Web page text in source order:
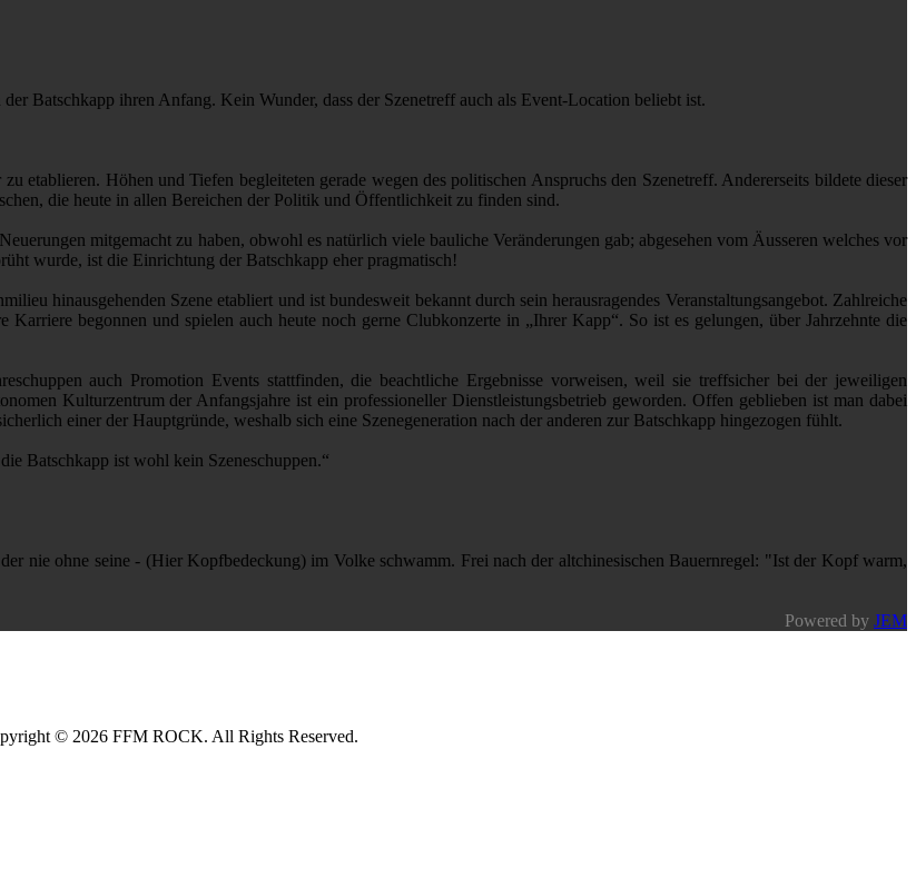
Batschkapp ihren Anfang. Kein Wunder, dass der Szenetreff auch als Event-Location beliebt ist.
etablieren. Höhen und Tiefen begleiteten gerade wegen des politischen Anspruchs den Szenetreff. Andererseits bildete dieser
die heute in allen Bereichen der Politik und Öffentlichkeit zu finden sind.
mitgemacht zu haben, obwohl es natürlich viele bauliche Veränderungen gab; abgesehen vom Äusseren welches vor
wurde, ist die Einrichtung der Batschkapp eher pragmatisch!
hinausgehenden Szene etabliert und ist bundesweit bekannt durch sein herausragendes Veranstaltungsangebot. Zahlreiche
begonnen und spielen auch heute noch gerne Clubkonzerte in „Ihrer Kapp“. So ist es gelungen, über Jahrzehnte die
auch Promotion Events stattfinden, die beachtliche Ergebnisse vorweisen, weil sie treffsicher bei der jeweiligen
Kulturzentrum der Anfangsjahre ist ein professioneller Dienstleistungsbetrieb geworden. Offen geblieben ist man dabei
einer der Hauptgründe, weshalb sich eine Szenegeneration nach der anderen zur Batschkapp hingezogen fühlt.
Batschkapp ist wohl kein Szeneschuppen.“
nie ohne seine - (Hier Kopfbedeckung) im Volke schwamm. Frei nach der altchinesischen Bauernregel: "Ist der Kopf warm,
Powered by JEM
© 2026 FFM ROCK. All Rights Reserved.